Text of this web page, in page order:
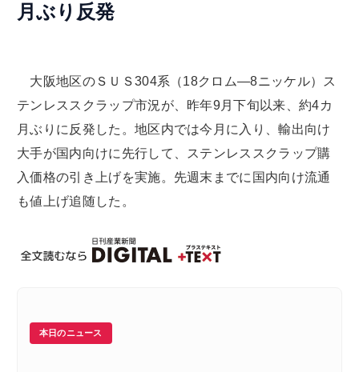
月ぶり反発
大阪地区のＳＵＳ304系（18クロム―8ニッケル）ス
テンレススクラップ市況が、昨年9月下旬以来、約4カ
月ぶりに反発した。地区内では今月に入り、輸出向け
大手が国内向けに先行して、ステンレススクラップ購
入価格の引き上げを実施。先週末までに国内向け流通
も値上げ追随した。
本日のニュース